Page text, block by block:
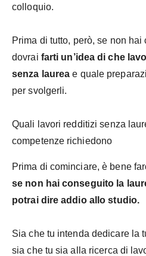
colloquio.
Prima di tutto, però, se non
dovrai farti un’idea di che
senza laurea e quale
per svolgerli.
Quali lavori redditizi senza
competenze richiedono
Prima di cominciare, è bene
se non hai conseguito la
potrai dire addio allo studio.
Sia che tu intenda dedicare la
sia che tu sia alla ricerca di